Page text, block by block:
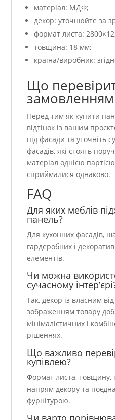
матеріал: МДФ;
декор: уточнюйте за
формат листа:
товщина: 18 мм;
країна/виробник:
Що
замовленням
Перед тим як купити
відтінок із вашим
під фасади та уточніть
фасадів, які стоять
матеріал однією
сприймалися однаково.
FAQ
Для яких меблів
панель?
Для кухонних фасадів,
гардеробних і
елементів.
Чи можна
сучасному
Так, декор із власним
зображенням товару
мінімалістичних і
рішеннях.
Що важливо
купівлею?
Формат листа, товщину,
напрям декору та
фурнітурою.